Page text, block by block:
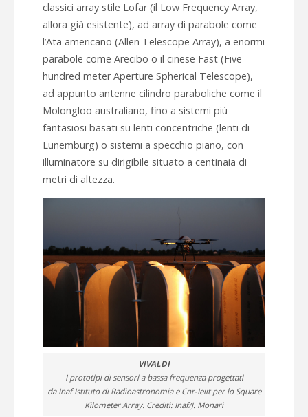
classici array stile Lofar (il Low Frequency Array,
allora già esistente), ad array di parabole come
l’Ata americano (Allen Telescope Array), a enormi
parabole come Arecibo o il cinese Fast (Five
hundred meter Aperture Spherical Telescope),
ad appunto antenne cilindro paraboliche come il
Molongloo australiano, fino a sistemi più
fantasiosi basati su lenti concentriche (lenti di
Lunemburg) o sistemi a specchio piano, con
illuminatore su dirigibile situato a centinaia di
metri di altezza.
VIVALDI
I prototipi di sensori a bassa frequenza progettati
da Inaf Istituto di Radioastronomia e Cnr-Ieiit per lo Square
Kilometer Array. Crediti: Inaf/J. Monari